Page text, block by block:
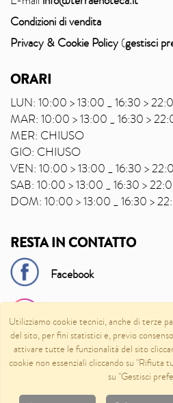
Condizioni di vendita
Privacy & Cookie Policy (gestisci
ORARI
LUN: 10:00 > 13:00 _ 16:30 >
MAR: 10:00 > 13:00 _ 16:30 >
MER: CHIUSO
GIO: CHIUSO
VEN: 10:00 > 13:00 _ 16:30 >
SAB: 10:00 > 13:00 _ 16:30 >
DOM: 10:00 > 13:00 _ 16:30 >
RESTA IN CONTATTO
Facebook
Instagram
Raisin
Utilizziamo cookie tecnici, anche di terze
del sito, per fini statistici e, previo
attivare tutte le funzionalità del sito
cookie non essenziali cliccando su "Rifiuta
su "Gestisci